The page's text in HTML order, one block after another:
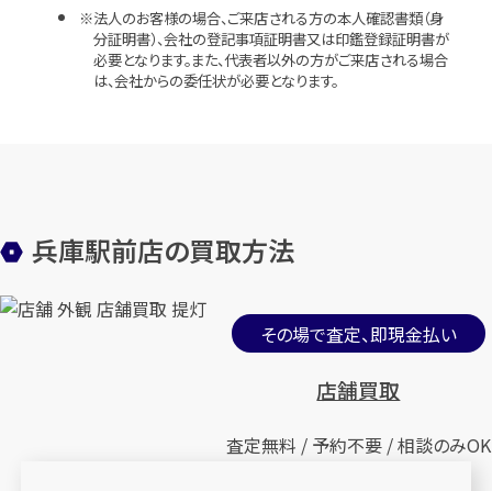
法人のお客様の場合、ご来店される方の本人確認書類（身
分証明書）、会社の登記事項証明書又は印鑑登録証明書が
必要となります。また、代表者以外の方がご来店される場合
は、会社からの委任状が必要となります。
兵庫駅前店の買取方法
その場で査定、即現金払い
店舗買取
査定無料 / 予約不要 / 相談のみOK